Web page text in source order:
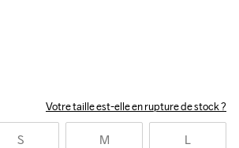
Votre taille est-elle en rupture de stock ?
S M L